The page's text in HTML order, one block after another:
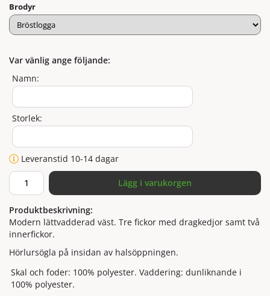
Brodyr
Var vänlig ange följande:
Namn:
Storlek:
Leveranstid 10-14 dagar
Lägg i varukorgen
Produktbeskrivning:
Modern lättvadderad väst. Tre fickor med dragkedjor samt två
innerfickor.
Hörlursögla på insidan av halsöppningen.
Skal och foder: 100% polyester. Vaddering: dunliknande i
100% polyester.